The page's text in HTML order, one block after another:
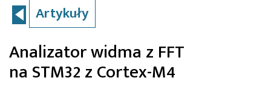
Artykuły
Analizator widma z FFT
na STM32 z Cortex-M4